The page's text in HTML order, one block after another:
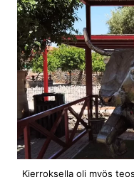
Kierroksella oli myös